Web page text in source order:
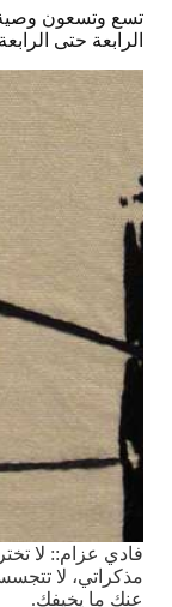
تسع وتسعون وصية
الرابعة حتى
فادي عزام:: لا
مذكراتي، لا
عنك ما يخيفك.